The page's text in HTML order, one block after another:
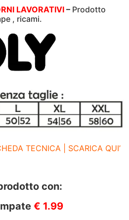
LAVORATIVI – Prodotto
, ricami.
TECNICA | SCARICA QUI’
con:
€ 1.99